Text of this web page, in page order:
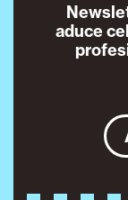
aduce